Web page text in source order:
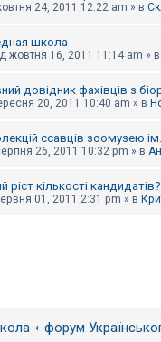
24, 2011 12:22 am » в
школа
жовтня 16, 2011 11:14 am » в
довідник фахівців з
20, 2011 10:40 am » в
ссавців зоомузею
26, 2011 10:32 pm » в
ріст кількості кандидатів?
01, 2011 2:31 pm » в
форум